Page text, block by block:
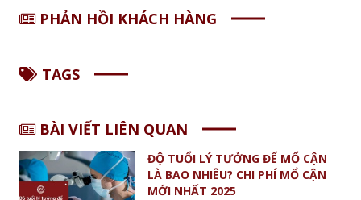
PHẢN HỒI KHÁCH HÀNG
TAGS
BÀI VIẾT LIÊN QUAN
ĐỘ TUỔI LÝ TƯỞNG ĐỂ MỔ CẬN
LÀ BAO NHIÊU? CHI PHÍ MỔ CẬN
MỚI NHẤT 2025